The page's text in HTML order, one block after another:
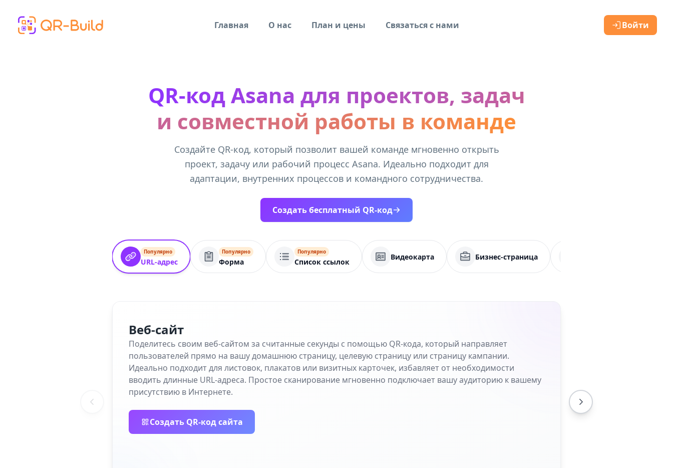
Главная
О нас План и цены Связаться с нами Войти
QR-код Asana для проектов, задач
и совместной работы в команде
Создайте QR-код, который позволит вашей команде мгновенно открыть
проект, задачу или рабочий процесс Asana. Идеально подходит для
адаптации, внутренних процессов и командного сотрудничества.
Создать бесплатный QR-код
Популярно
URL-адрес
Популярно
Форма
Популярно
Список ссылок
Видеокарта Бизнес-страница
Веб-сайт
Поделитесь своим веб-сайтом за считанные секунды с помощью QR-кода, который направляет
пользователей прямо на вашу домашнюю страницу, целевую страницу или страницу кампании.
Идеально подходит для листовок, плакатов или визитных карточек, избавляет от необходимости
вводить длинные URL-адреса. Простое сканирование мгновенно подключает вашу аудиторию к вашему
присутствию в Интернете.
Создать QR-код сайта